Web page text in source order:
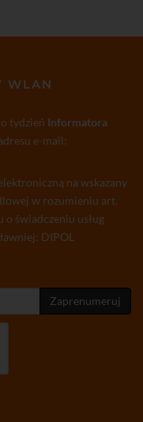
WLAN
tydzień Informatora
e-mail:
na wskazany
w rozumieniu art.
o świadczeniu usług
DIPOL
Zaprenumeruj